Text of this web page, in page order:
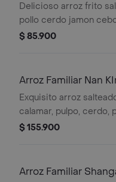
Delicioso arroz frito
pollo cerdo jamon
(sugerido para 4)
$ 85.900
Arroz Familiar Nan
Exquisito arroz
calamar, pulpo, cerdo,
res, tortilla de huevo,
$ 155.900
Arroz Familiar